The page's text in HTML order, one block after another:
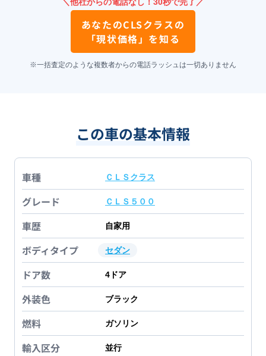
＼他社からの電話なし！30秒で完了／
あなたのCLSクラスの
「現状価格」を知る
※一括査定のような複数者からの電話ラッシュは一切ありません
この車の基本情報
車種 ＣＬＳクラス
グレード ＣＬＳ５００
車歴 自家用
ボディタイプ セダン
ドア数 4 ドア
外装色 ブラック
燃料 ガソリン
輸入区分 並行